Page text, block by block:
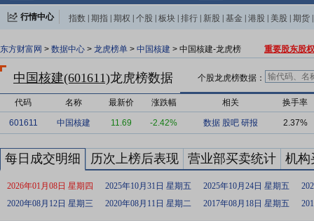
行情中心 指数 期指 期权 个股 板块 排行 新股 基金 港股 美股 期货
东方财富网 > 数据中心 > 龙虎榜单 > 中国核建 > 中国核建-龙虎榜 重要股东股
中国核建(601611)龙虎榜数据 个股龙虎榜数据：
代码 名称 最新价 涨跌幅 相关 换手率
601611 中国核建 11.69 -2.42% 数据 股吧 研报 2.37%
每日成交明细 历次上榜后表现 营业部买卖统计 机构
2026年01月08日 星期四 2025年10月31日 星期五 2025年10月24日 星期五
2020年08月12日 星期三
2020年08月11日 星期二 2017年08月18日 星期五